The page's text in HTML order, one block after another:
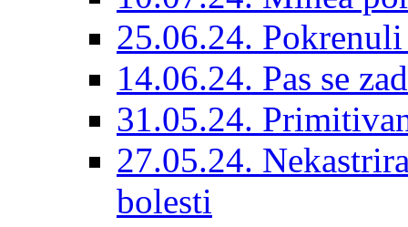
25.06.24.
14.06.24. Pas se
31.05.24.
27.05.24.
bolesti